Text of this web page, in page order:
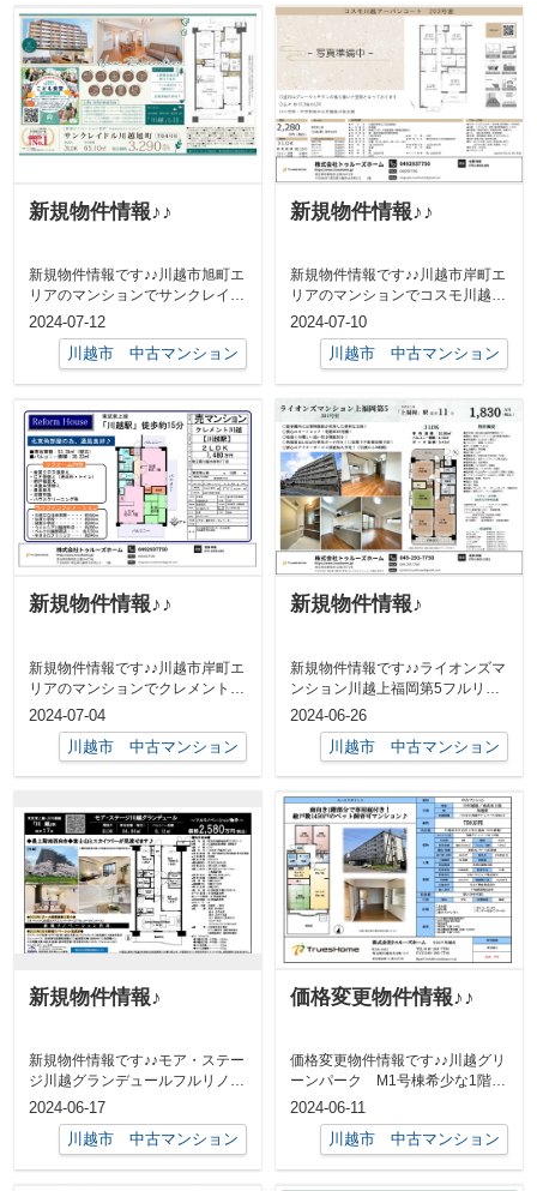
新規物件情報♪♪
新規物件情報です♪♪川越市旭町エ
リアのマンションでサンクレイド
ル川越旭町フルリフォーム物件7
階部分 ...
2024-07-12
川越市 中古マンション
新規物件情報♪♪
新規物件情報です♪♪川越市岸町エ
リアのマンションでコスモ川越ア
ーバンコートフルリフォーム物件
2階部分...
2024-07-10
川越市 中古マンション
新規物件情報♪♪
新規物件情報です♪♪川越市岸町エ
リアのマンションでクレメント川
越リフォーム物件角住戸の三面バ
ルコニー...
2024-07-04
川越市 中古マンション
新規物件情報♪
新規物件情報です♪♪ライオンズマ
ンション川越上福岡第5フルリノ
ベーション物件6階建の3階部分
2024-06-26
川越市 中古マンション
新規物件情報♪
新規物件情報です♪♪モア・ステー
ジ川越グランデュールフルリノベ
ーション物件8階建の最上階部屋
3LDK...
2024-06-17
川越市 中古マンション
価格変更物件情報♪♪
価格変更物件情報です♪♪川越グリ
ーンパーク M1号棟希少な1階部
分専用庭付き3LDK 73.06㎡南...
2024-06-11
川越市 中古マンション